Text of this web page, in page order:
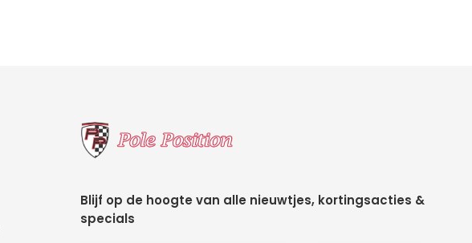
Blijf op de hoogte van alle nieuwtjes, kortingsacties &
specials